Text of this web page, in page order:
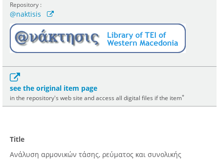
Repository :
@naktisis
see the original item page
in the repository's web site and access all digital files if the item*
Title
Ανάλυση αρμονικών τάσης, ρεύματος και συνολικής